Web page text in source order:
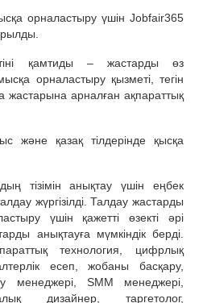
орналастыру үшін Jobfаir365
қамтиды – жастарды өз
орналастыру қызметі, тегін
жастарына арналған ақпараттық
және қазақ тілдерінде қысқа
тізімін анықтау үшін еңбек
жүргізілді. Талдау жастарды
үшін қажетті өзекті әрі
анықтауға мүмкіндік берді.
технология, цифрлық
есеп, жобаны басқару,
менеджері, SMM менеджері,
дизайнер, таргетолог,